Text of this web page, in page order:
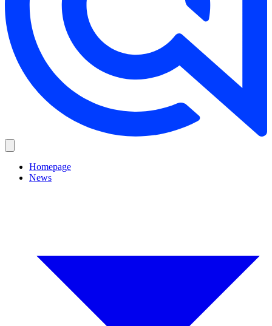
Homepage
News